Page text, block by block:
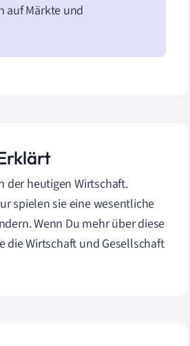
auf Märkte und
der heutigen Wirtschaft.
spielen sie eine wesentliche
Wenn Du mehr über diese
die Wirtschaft und Gesellschaft